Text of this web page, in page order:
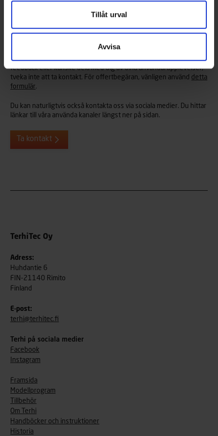
Tillåt urval
Avvisa
Väckte vi ditt intresse?
våra Terhi-båtar eller -tillbehör. Så om vi har väckt ditt intresse,
men du fortfarande har frågor som behöver besvaras, vill ge oss
feedback eller kanske dela med dig av dina användarupplevelser,
tveka inte att ta kontakt. För offertbegäran, vänligen använd detta
formulär.
Du kan naturligtvis också kontakta oss via sociala medier. Du hittar
länkar till våra använda kanaler längst ner på sidan.
Ta kontakt
TerhiTec Oy
Adress:
Huhdantie 6
FIN-21140 Rimito
Finland
E-post:
terhi@terhitec.fi
Terhi på sociala medier
Facebook
Instagram
Framsida
Modellprogram
Tillbehör
Om Terhi
Handböcker och instruktioner
Historia